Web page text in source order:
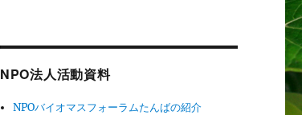
NPO法人活動資料
NPOバイオマスフォーラムたんばの紹介